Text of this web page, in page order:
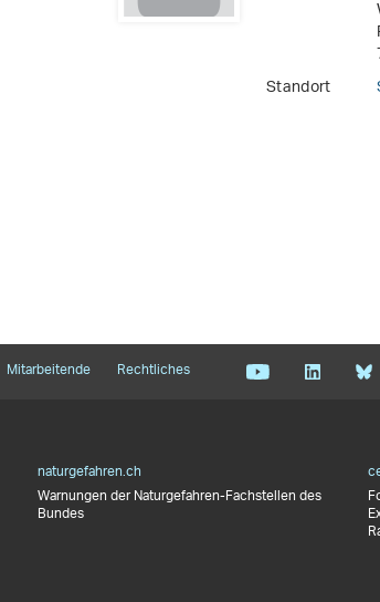
Standort
Mitarbeitende Rechtliches
naturgefahren.ch
Warnungen der Naturgefahren-Fachstellen des
Bundes